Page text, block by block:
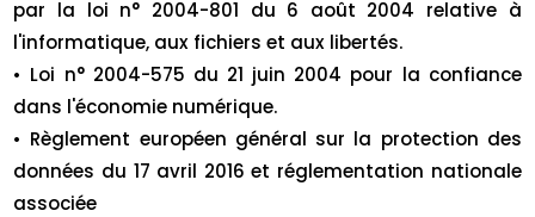
par la loi n° 2004-801 du 6 août 2004 relative à
l'informatique, aux fichiers et aux libertés.
• Loi n° 2004-575 du 21 juin 2004 pour la confiance
dans l'économie numérique.
• Règlement européen général sur la protection des
données du 17 avril 2016 et réglementation nationale
associée